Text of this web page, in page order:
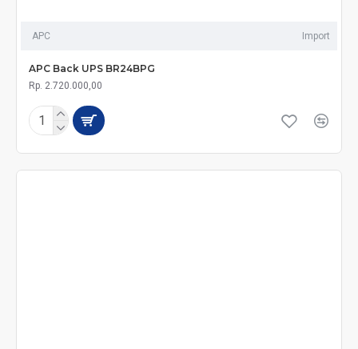
APC Import
APC Back UPS BR24BPG
Rp. 2.720.000,00